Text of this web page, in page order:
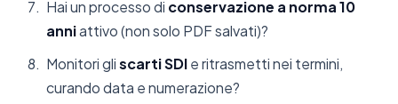
Hai un processo di conservazione a norma 10
anniattivo (non solo PDF salvati)?
Monitori gliscarti SDIe ritrasmetti nei termini,
curando data e numerazione?